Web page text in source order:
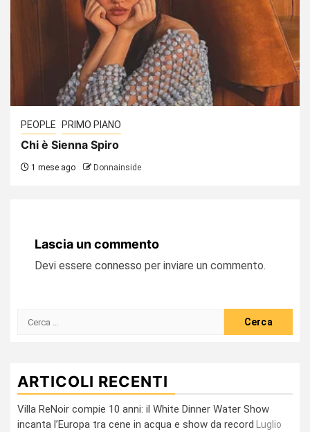
PEOPLE PRIMO PIANO
Chi è Sienna Spiro
1 mese ago Donnainside
Lascia un commento
Devi essere connesso per inviare un commento.
Ricerca
ARTICOLI RECENTI
Villa ReNoir compie 10 anni: il White Dinner Water Show
incanta l’Europa tra cene in acqua e show da record
Luglio